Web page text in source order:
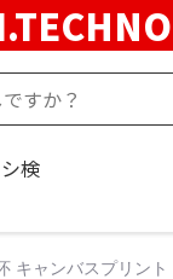
検
キャンバスプリン